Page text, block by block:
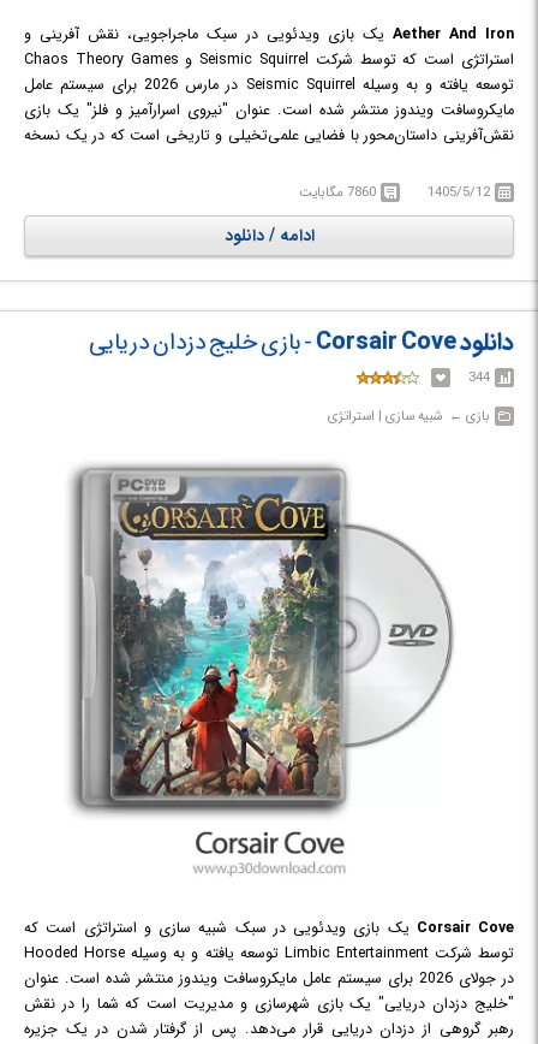
Aether And Iron یک بازی ویدئویی در سبک ماجراجویی، نقش آفرینی و
استراتژی است که توسط شرکت Seismic Squirrel و Chaos Theory Games
توسعه یافته و به وسیله Seismic Squirrel در مارس 2026 برای سیستم عامل
مایکروسافت ویندوز منتشر شده است. عنوان "نیروی اسرارآمیز و فلز" یک بازی
نقش‌آفرینی داستان‌محور با فضایی علمی‌تخیلی و تاریخی است که در یک نسخه
مبتنی بر «اتر» باعث تغییر چهره شهر و افزایش شکاف‌های اجتماعی شده است.
بازیکنان در نقش یک قاچاقچی قرار می‌گیرند و با انتخاب‌های خود مسیر داستان،
سرنوشت شهر و روابط با شخصیت‌های مختلف را شکل می‌دهند. بازی شامل
مبارزات نوبتی با وسایل نقلیه مجهز به فناوری اتر، شخصی‌سازی خودروها، جذب
همراهان منحصربه‌فرد، ارتقای مهارت‌ها و کاوش در دنیایی پر از فساد، قدرت و
توطئه است. با طراحی هنری الهام‌گرفته از کمیک‌های کارآگاهی دهه 1930 و
صداگذاری کامل، بازی تجربه‌ای سینمایی از یک تاریخ جایگزین ارائه می‌دهد.
1405/5/12 7860 مگابایت
ادامه / دانلود
دانلود Corsair Cove - بازی خلیج دزدان دریایی
344
بازی‎ ← ‏ شبیه سازی | استراتژی
Corsair Cove یک بازی ویدئویی در سبک شبیه سازی و استراتژی است که
توسط شرکت Limbic Entertainment توسعه یافته و به وسیله Hooded Horse
در جولای 2026 برای سیستم عامل مایکروسافت ویندوز منتشر شده است. عنوان
"خلیج دزدان دریایی" یک بازی شهرسازی و مدیریت است که شما را در نقش
رهبر گروهی از دزدان دریایی قرار می‌دهد. پس از گرفتار شدن در یک جزیره